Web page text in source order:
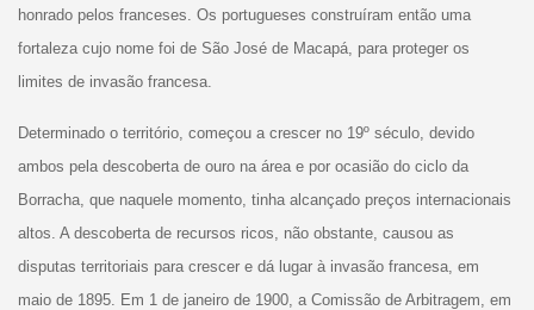
honrado pelos franceses. Os portugueses construíram então uma
fortaleza cujo nome foi de São José de Macapá, para proteger os
limites de invasão francesa.
Determinado o território, começou a crescer no 19º século, devido
ambos pela descoberta de ouro na área e por ocasião do ciclo da
Borracha, que naquele momento, tinha alcançado preços internacionais
altos. A descoberta de recursos ricos, não obstante, causou as
disputas territoriais para crescer e dá lugar à invasão francesa, em
maio de 1895. Em 1 de janeiro de 1900, a Comissão de Arbitragem, em